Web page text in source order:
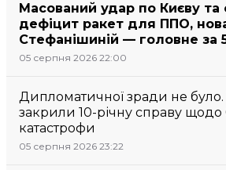
Масований удар по Києву та
дефіцит ракет для ППО,
Стефанішиній — головне за
05 серпня 2026 22:00
Дипломатичної зради не
закрили 10-річну справу щодо
катастрофи
05 серпня 2026 23:22